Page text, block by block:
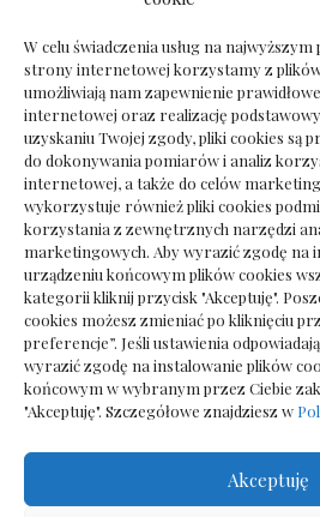
W celu świadczenia usług na
strony internetowej korzystamy z plików
umożliwiają nam zapewnienie
internetowej oraz realizację
uzyskaniu Twojej zgody, pliki cookies są
do dokonywania pomiarów i analiz
internetowej, a także do celów
wykorzystuje również pliki cookies
korzystania z zewnętrznych narzędzi
marketingowych. Aby wyrazić zgodę na
urządzeniu końcowym plików cookies
kategorii kliknij przycisk "Akceptuję".
cookies możesz zmieniać po kliknięciu
preferencje”. Jeśli ustawienia
wyrazić zgodę na instalowanie plików
końcowym w wybranym przez Ciebie
"Akceptuję". Szczegółowe znajdziesz w
Akceptuję
Deska podłogowa do
pośpiechu